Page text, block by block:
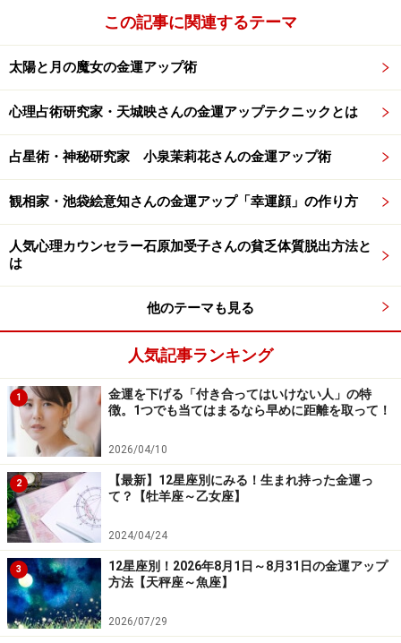
私自身、いい結果が出たことがあるので開運
食＝食べる風水も、結果が出るものと感じています。
が激しく成績も乱高下するため、内申点は期待できない
から高校受験は難しいと思い、中学受験をすることにし
ました。ただ変わったことはしたくなかったので入試直
前まで普通に通学していたのですが、お友達は学校を休
んで塾へ行きラストスパートをしているのです。本人も
少し不安を感じているようでしたので、開運食を試して
みました。
織路さんもレシピで開運できたという
開運食といっても、当時は会社員であまり時間がありま
せんでしたから、その日の勝負運の吉方位に合わせてメ
ニューを考えるといったものです。自分としてもお試し
だったので、それほど強く次女に意味を伝えることもし
ませんでしたが、無事合格。しかも1番というオマケつ
き。親がいうのも何ですが、それまでの彼女にはあり得
ないことだったので、最後の1カ月間、開運メニューで
背中を押し続けたのは効果があったのだと思っていま
す。
この記事に関連するテーマ
太陽と月の魔女の金運アップ術
心理占術研究家・天城映さんの金運アップテクニックとは
占星術・神秘研究家 小泉茉莉花さんの金運アップ術
観相家・池袋絵意知さんの金運アップ「幸運顔」の作り方
人気心理カウンセラー石原加受子さんの貧乏体質脱出方法と
は
他のテーマも見る
人気記事ランキング
1
金運を下げる「付き合ってはいけない人」の特
徴。1つでも当てはまるなら早めに距離を取って！
2026/04/10
2
【最新】12星座別にみる！生まれ持った金運っ
て？【牡羊座～乙女座】
2024/04/24
3
12星座別！2026年8月1日～8月31日の金運アップ
方法【天秤座～魚座】
2026/07/29